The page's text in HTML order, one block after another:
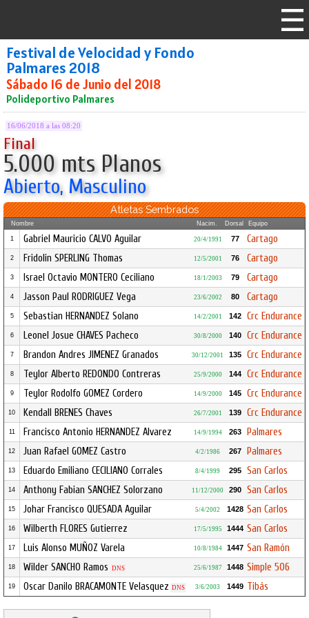
Festival de Velocidad y Fondo
Palmares 2018
Sábado 16 de Junio del 2018
Polideportivo Palmares
16/06/2018 a las 08:20
Final
5.000 mts Planos
Abierto, Masculino
Atletas Sembrados
Nombre Nacim. Dorsal Equipo
1 Gabriel Mauricio CALVO Aguilar 20/4/1991 77 Cartago
2 Fridolin SPERLING Thomas 12/5/2001 76 Cartago
3 Israel Octavio MONTERO Ceciliano 18/1/2003 79 Cartago
4 Jasson Paul RODRIGUEZ Vega 23/6/2002 80 Cartago
5 Sebastian HERNANDEZ Solano 14/2/2001 142 Crc Endurance
6 Leonel Josue CHAVES Pacheco 30/8/2000 140 Crc Endurance
7 Brandon Andres JIMENEZ Granados 30/12/2001 135 Crc Endurance
8 Teylor Alberto REDONDO Contreras 25/9/2000 144 Crc Endurance
9 Teylor Rodolfo GOMEZ Cordero 14/9/2000 145 Crc Endurance
10 Kendall BRENES Chaves 26/7/2001 139 Crc Endurance
11 Francisco Antonio HERNANDEZ Alvarez 14/9/1994 263 Palmares
12 Juan Rafael GOMEZ Castro 4/2/1986 267 Palmares
13 Eduardo Emiliano CECILIANO Corrales 8/4/1999 295 San Carlos
14 Anthony Fabian SANCHEZ Solorzano 11/12/2000 290 San Carlos
15 Johar Francisco QUESADA Aguilar 5/4/2002 1428 San Carlos
16 Wilberth FLORES Gutierrez 17/5/1995 1444 San Carlos
17 Luis Alonso MUÑOZ Varela 10/8/1984 1447 San Ramón
18 Wilder SANCHO Ramos DNS 25/6/1987 1448 Simple 506
19 Oscar Danilo BRACAMONTE Velasquez DNS 3/6/2003 1449 Tibás